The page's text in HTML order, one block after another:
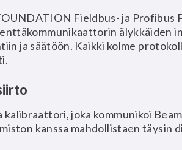
Fieldbus- ja Profibus
älykkäiden
ja säätöön. Kaikki kolme
joka kommunikoi
kanssa mahdollistaen täysin